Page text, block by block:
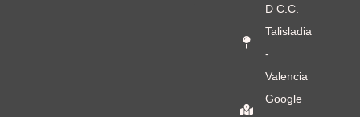
D C.C.
Talisladia
-
Valencia
Google